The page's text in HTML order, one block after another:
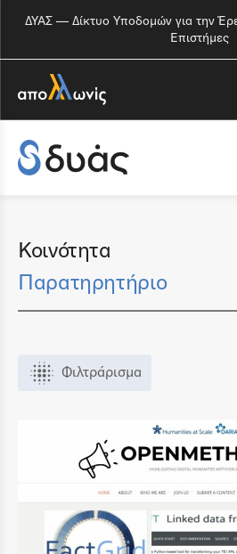
ΔΥΑΣ — Δίκτυο Υποδομών για την
Επιστήμες
Κοινότητα
Παρατηρητήριο
Φιλτράρισμα